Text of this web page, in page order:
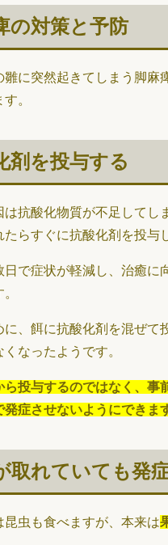
の対策と予防
雛に突然起きてしまう脚麻
。
剤を投与する
は抗酸化物質が不足してし
らすぐに抗酸化剤を投与
日で症状が軽減し、治癒に
に、餌に抗酸化剤を混ぜて
なったようです。
ら投与するのではなく、事
発症させないようにできま
取れていても発
昆虫も食べますが、本来は